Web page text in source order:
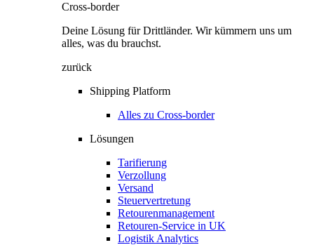
Cross-border
Deine Lösung für Drittländer. Wir kümmern uns um
alles, was du brauchst.
zurück
Shipping Platform
Alles zu Cross-border
Lösungen
Tarifierung
Verzollung
Versand
Steuervertretung
Retourenmanagement
Retouren-Service in UK
Logistik Analytics